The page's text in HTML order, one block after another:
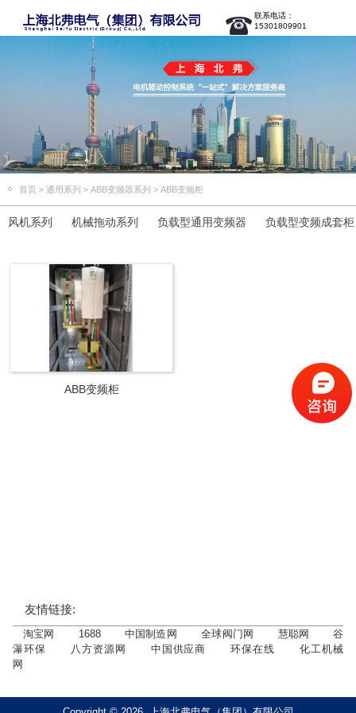
联系电话：
15301809901
首页 > 通用系列 > ABB变频器系列 > ABB变频柜
风机系列 机械拖动系列 负载型通用变频器 负载型变频成套柜
ABB变频柜
友情链接:
淘宝网 1688 中国制造网 全球阀门网 慧聪网
谷
瀑环保
八方资源网 中国供应商 环保在线
化工机械
网